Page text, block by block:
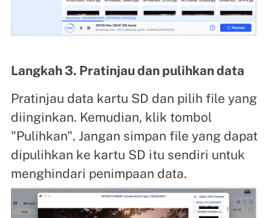
Langkah 3. Pratinjau dan pulihkan data
Pratinjau data kartu SD dan pilih file yang
diinginkan. Kemudian, klik tombol
"Pulihkan". Jangan simpan file yang dapat
dipulihkan ke kartu SD itu sendiri untuk
menghindari penimpaan data.